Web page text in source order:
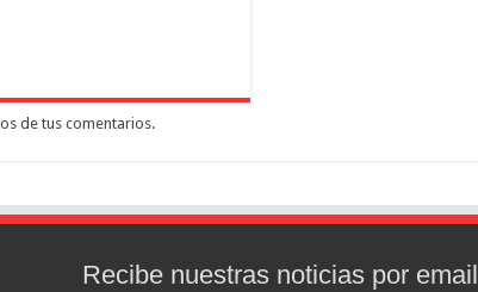
de tus comentarios.
Recibe nuestras noticias por email